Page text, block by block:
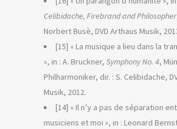
Celibidache, Firebrand and Philosopher
Norbert Busè, DVD Arthaus Musik,
[15] « La musique a lieu dans la
», in : A. Bruckner, Symphony No. 4,
Philharmoniker, dir. : S. Celibidache,
Musik, 2012.
[14] « Il n’y a pas de séparation
musiciens et moi », in : Leonard